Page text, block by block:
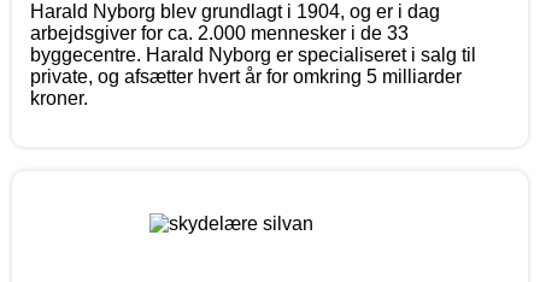
Harald Nyborg blev grundlagt i 1904, og er i dag
arbejdsgiver for ca. 2.000 mennesker i de 33
byggecentre. Harald Nyborg er specialiseret i salg til
private, og afsætter hvert år for omkring 5 milliarder
kroner.